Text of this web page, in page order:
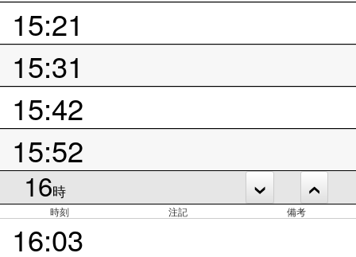
15:21
15:31
15:42
15:52
16時
時刻 注記 備考
16:03